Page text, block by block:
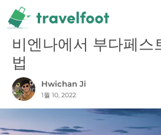
Skip
to
content
비엔나에서 부다페스
법
Hwichan Ji
1월 10, 2022